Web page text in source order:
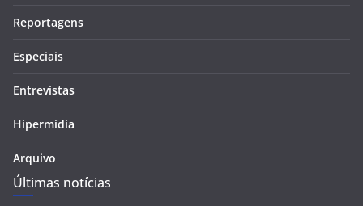
Reportagens
Especiais
Entrevistas
Hipermídia
Arquivo
Últimas notícias